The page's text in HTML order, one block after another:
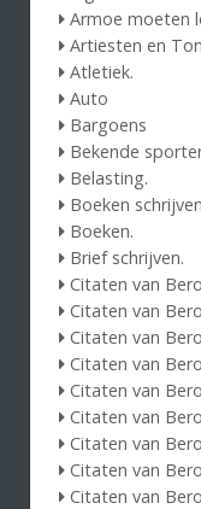
Armoe moeten
Artiesten en
Atletiek.
Auto
Bargoens
Bekende
Belasting.
Boeken schrijven
Boeken.
Brief schrijven.
Citaten van
Citaten van
Citaten van
Citaten van
Citaten van
Citaten van
Citaten van
Citaten van
Citaten van